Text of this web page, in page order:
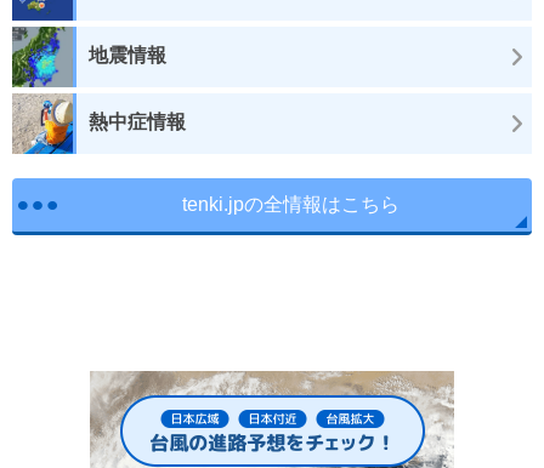
地震情報
熱中症情報
tenki.jpの全情報はこちら